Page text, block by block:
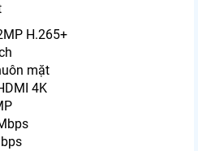
H.265+
mặt
4K